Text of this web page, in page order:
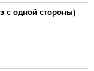
с одной стороны)